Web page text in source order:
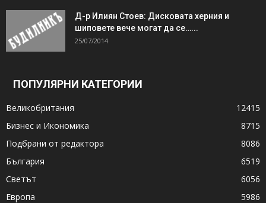
Д-р Илиян Стоев: Дисковата херния и
шиповете вече могат да се…...
25/07/2014
ПОПУЛЯРНИ КАТЕГОРИИ
Великобритания
12415
Бизнес и Икономика
8715
Подбрани от редактора
8086
България
6519
Светът
6056
Европа
5986